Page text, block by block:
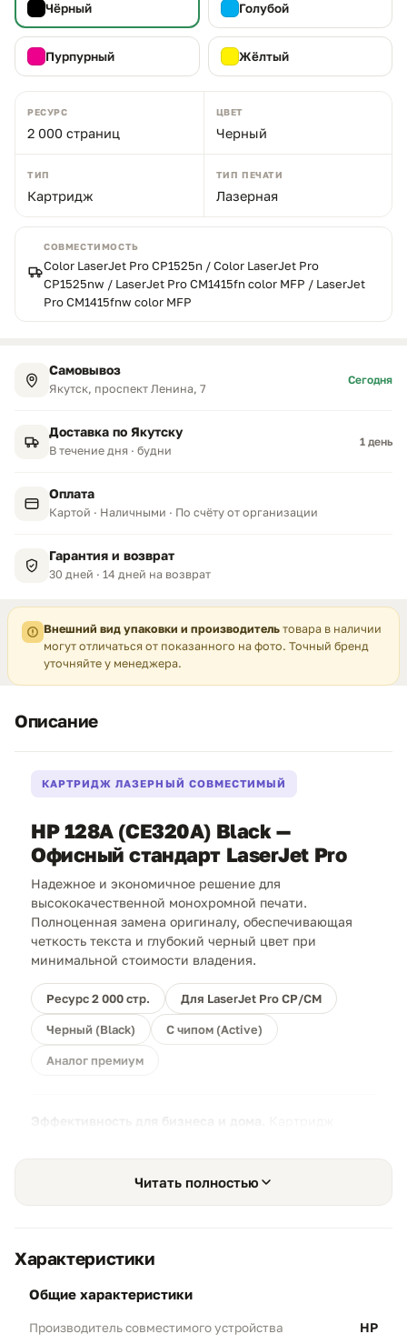
Чёрный Голубой
Пурпурный Жёлтый
РЕСУРС
2 000 страниц
ЦВЕТ
Черный
ТИП
Картридж
ТИП ПЕЧАТИ
Лазерная
СОВМЕСТИМОСТЬ
Color LaserJet Pro CP1525n / Color LaserJet Pro
CP1525nw / LaserJet Pro CM1415fn color MFP / LaserJet
Pro CM1415fnw color MFP
Самовывоз
Якутск, проспект Ленина, 7
Сегодня
Доставка по Якутску
В течение дня · будни
1 день
Оплата
Картой · Наличными · По счёту от организации
Гарантия и возврат
30 дней · 14 дней на возврат
Внешний вид упаковки и производитель товара в наличии
могут отличаться от показанного на фото. Точный бренд
уточняйте у менеджера.
Описание
КАРТРИДЖ ЛАЗЕРНЫЙ СОВМЕСТИМЫЙ
HP 128A (CE320A) Black —
Офисный стандарт LaserJet Pro
Надежное и экономичное решение для
высококачественной монохромной печати.
Полноценная замена оригиналу, обеспечивающая
четкость текста и глубокий черный цвет при
минимальной стоимости владения.
Ресурс 2 000 стр. Для LaserJet Pro CP/CM
Черный (Black) С чипом (Active)
Аналог премиум
Эффективность для бизнеса и дома.
отчетов. Он не боится длительных простоев — тонер
не высыхает и всегда готов к работе.
01 Стандартная емкость
Запас тонера:
Ресурс до 2 000 страниц
Читать полностью
Характеристики
общие характеристики
Производитель совместимого устройства HP